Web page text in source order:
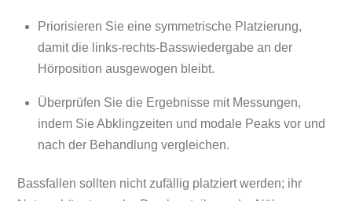
Priorisieren Sie eine symmetrische Platzierung,
damit die links-rechts-Basswiedergabe an der
Hörposition ausgewogen bleibt.
Überprüfen Sie die Ergebnisse mit Messungen,
indem Sie Abklingzeiten und modale Peaks vor und
nach der Behandlung vergleichen.
Bassfallen sollten nicht zufällig platziert werden; ihr